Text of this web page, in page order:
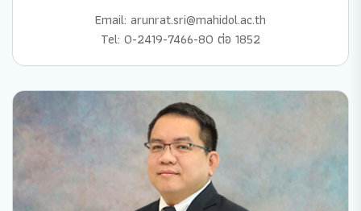
Email: arunrat.sri@mahidol.ac.th
Tel: 0-2419-7466-80 ต่อ 1852